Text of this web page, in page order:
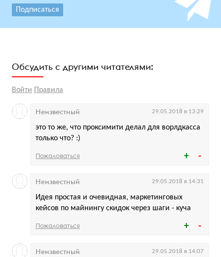
Подписаться
Обсудить с другими читателями:
Войти Правила
это то же, что проксимити делал для ворлдкасса
только что? :)
Неизвестный 29.05.2018 в 13:29
Пожаловаться
Идея простая и очевидная, маркетинговых
кейсов по майнингу скидок через шаги - куча
Неизвестный 29.05.2018 в 14:31
Пожаловаться
Неизвестный 29.05.2018 в 14:07